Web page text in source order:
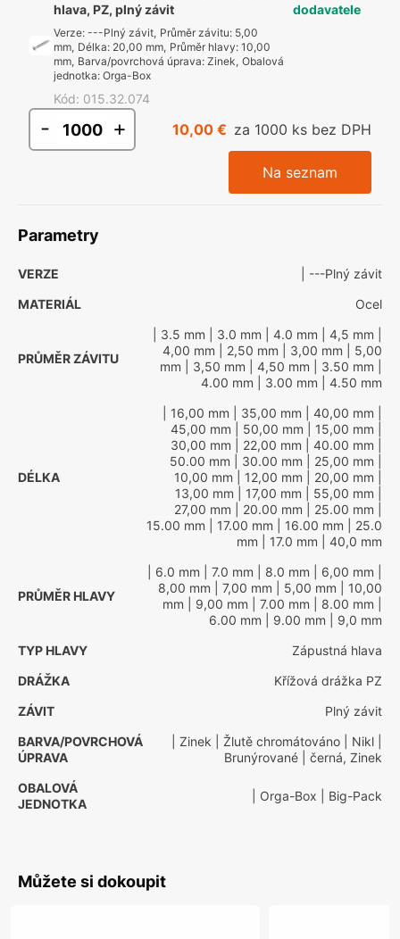
hlava, PZ, plný závit
Verze: ---Plný závit, Průměr závitu: 5,00
mm, Délka: 20,00 mm, Průměr hlavy: 10,00
mm, Barva/povrchová úprava: Zinek, Obalová
jednotka: Orga-Box
Kód: 015.32.074
dodavatele
- + 10,00 € za 1000 ks bez DPH
Na seznam
Parametry
VERZE
| ---Plný závit
MATERIÁL
Ocel
PRŮMĚR ZÁVITU
| 3.5 mm | 3.0 mm | 4.0 mm | 4,5 mm
4,00 mm | 2,50 mm | 3,00 mm | 5,00
mm | 3,50 mm | 4,50 mm | 3.50 mm
4.00 mm | 3.00 mm | 4.50 mm
DÉLKA
| 16,00 mm | 35,00 mm | 40,00 mm
45,00 mm | 50,00 mm | 15,00 mm
30,00 mm | 22,00 mm | 40.00 mm
50.00 mm | 30.00 mm | 25,00 mm
10,00 mm | 12,00 mm | 20,00 mm
13,00 mm | 17,00 mm | 55,00 mm
27,00 mm | 20.00 mm | 25.00 mm
15.00 mm | 17.00 mm | 16.00 mm | 25.0
mm | 17.0 mm | 40,0 mm
PRŮMĚR HLAVY
| 6.0 mm | 7.0 mm | 8.0 mm | 6,00 mm
8,00 mm | 7,00 mm | 5,00 mm | 10,00
mm | 9,00 mm | 7.00 mm | 8.00 mm
6.00 mm | 9.00 mm | 9,0 mm
TYP HLAVY
Zápustná hlava
DRÁŽKA
Křížová drážka PZ
ZÁVIT
Plný závit
BARVA/POVRCHOVÁ
ÚPRAVA
| Zinek | Žlutě chromátováno | Nikl
Brunýrované | černá, Zinek
OBALOVÁ
JEDNOTKA
| Orga-Box | Big-Pack
Můžete si dokoupit